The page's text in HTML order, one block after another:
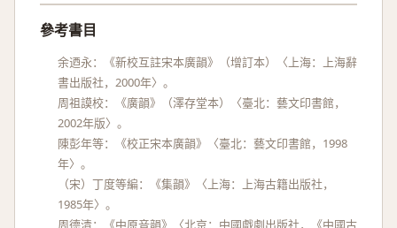
參考書目
余迺永：《新校互註宋本廣韻》（增訂本）〈上海：上海辭
書出版社，2000年〉。
周祖謨校：《廣韻》（澤存堂本）〈臺北：藝文印書館，
2002年版〉。
陳彭年等：《校正宋本廣韻》〈臺北：藝文印書館，1998
年〉。
（宋）丁度等編：《集韻》〈上海：上海古籍出版社，
1985年〉。
周德清：《中原音韻》〈北京：中國戲劇出版社，《中國古